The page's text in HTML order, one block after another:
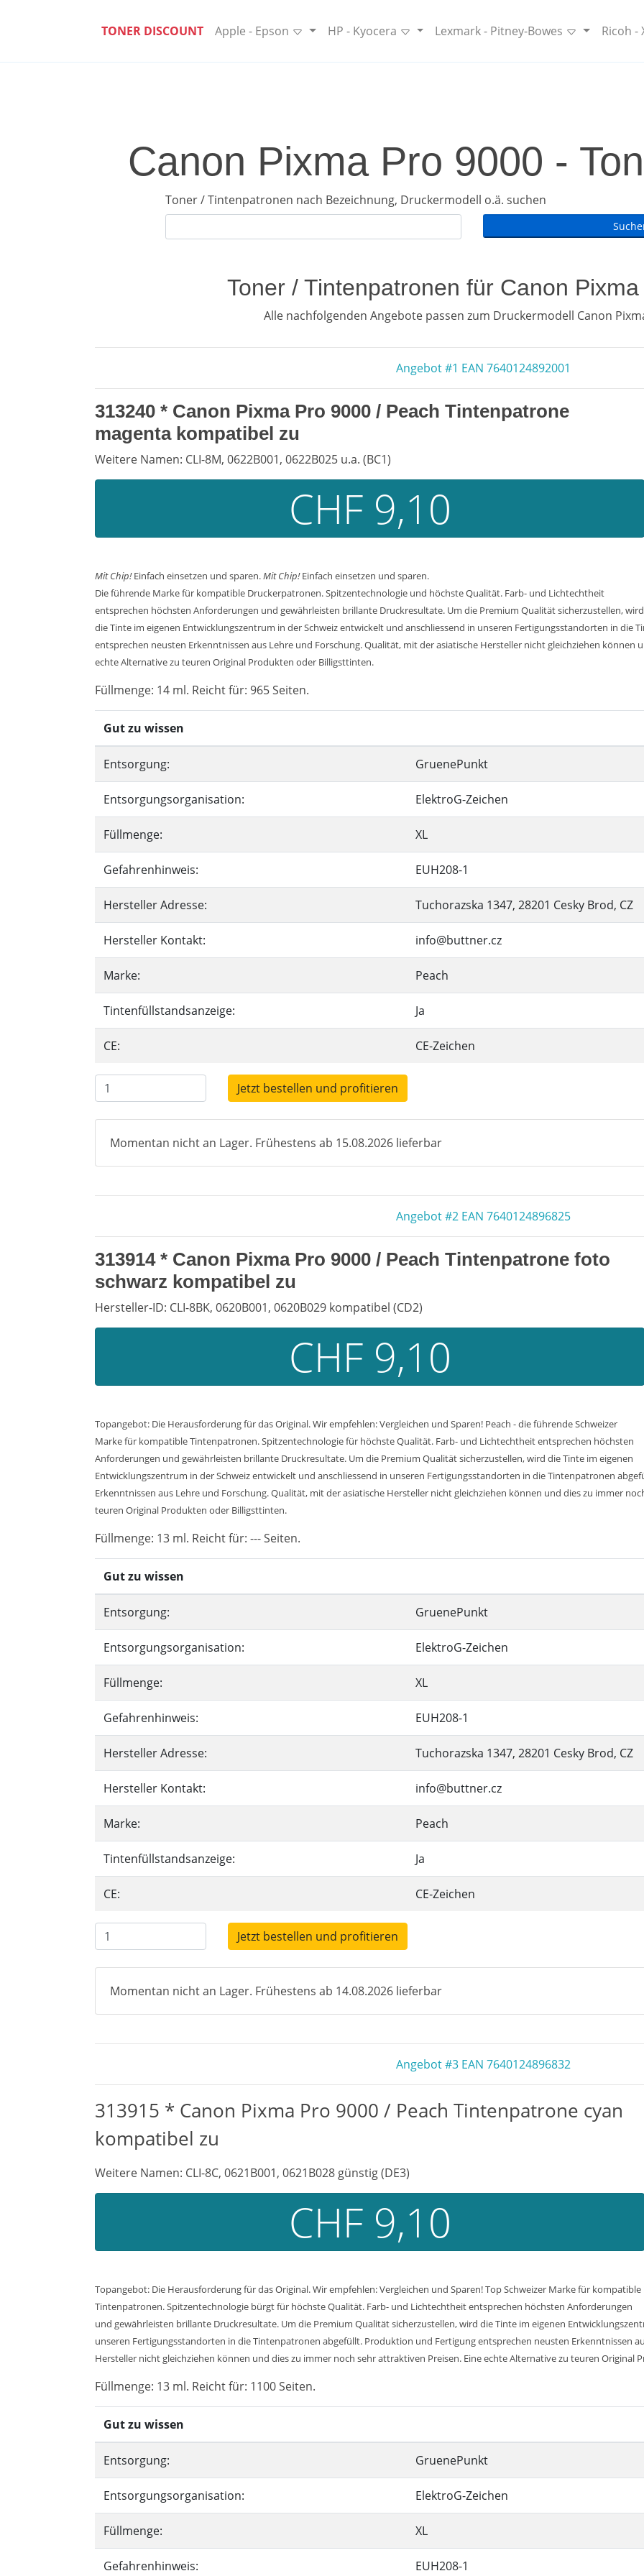
TONER DISCOUNT Apple - Epson HP - Kyocera Lexmark - Pitney-Bowes Ricoh -
Canon Pixma Pro 9000 -
Toner / Tintenpatronen nach Bezeichnung, Druckermodell o.ä. suchen
Toner / Tintenpatronen für Canon
Alle nachfolgenden Angebote passen zum Druckermodell Canon
Angebot #1 EAN 7640124892001
313240 * Canon Pixma Pro 9000 / Peach Tintenpatrone
magenta kompatibel zu
Weitere Namen: CLI-8M, 0622B001, 0622B025 u.a. (BC1)
CHF 9,10
Mit Chip!Einfach einsetzen und sparen.Mit Chip!Einfach einsetzen und sparen.
Die führende Marke für kompatible Druckerpatronen. Spitzentechnologie und höchste Qualität. Farb- und Lichtechtheit
entsprechen höchsten Anforderungen und gewährleisten brillante Druckresultate. Um die Premium Qualität sicherzustellen, wird
die Tinte im eigenen Entwicklungszentrum in der Schweiz entwickelt und anschliessend in unseren Fertigungsstandorten in
entsprechen neusten Erkenntnissen aus Lehre und Forschung. Qualität, mit der asiatische Hersteller nicht gleichziehen können
echte Alternative zu teuren Original Produkten oder Billigsttinten.
Füllmenge: 14 ml. Reicht für: 965 Seiten.
Gut zu wissen
Entsorgung: GruenePunkt
Entsorgungsorganisation: ElektroG-Zeichen
Füllmenge: XL
Gefahrenhinweis: EUH208-1
Hersteller Adresse: Tuchorazska 1347, 28201 Cesky Brod, CZ
Hersteller Kontakt: info@buttner.cz
Marke: Peach
Tintenfüllstandsanzeige: Ja
CE: CE-Zeichen
Jetzt bestellen und profitieren
Momentan nicht an Lager. Frühestens ab 15.08.2026 lieferbar
Angebot #2 EAN 7640124896825
313914 * Canon Pixma Pro 9000 / Peach Tintenpatrone foto
schwarz kompatibel zu
Hersteller-ID: CLI-8BK, 0620B001, 0620B029 kompatibel (CD2)
CHF 9,10
Topangebot: Die Herausforderung für das Original. Wir empfehlen: Vergleichen und Sparen! Peach - die führende Schweizer
Marke für kompatible Tintenpatronen. Spitzentechnologie für höchste Qualität. Farb- und Lichtechtheit entsprechen höchsten
Anforderungen und gewährleisten brillante Druckresultate. Um die Premium Qualität sicherzustellen, wird die Tinte im eigenen
Entwicklungszentrum in der Schweiz entwickelt und anschliessend in unseren Fertigungsstandorten in die Tintenpatronen
Erkenntnissen aus Lehre und Forschung. Qualität, mit der asiatische Hersteller nicht gleichziehen können und dies zu immer
teuren Original Produkten oder Billigsttinten.
Füllmenge: 13 ml. Reicht für: --- Seiten.
Gut zu wissen
Entsorgung: GruenePunkt
Entsorgungsorganisation: ElektroG-Zeichen
Füllmenge: XL
Gefahrenhinweis: EUH208-1
Hersteller Adresse: Tuchorazska 1347, 28201 Cesky Brod, CZ
Hersteller Kontakt: info@buttner.cz
Marke: Peach
Tintenfüllstandsanzeige: Ja
CE: CE-Zeichen
Jetzt bestellen und profitieren
Momentan nicht an Lager. Frühestens ab 14.08.2026 lieferbar
Angebot #3 EAN 7640124896832
313915 * Canon Pixma Pro 9000 / Peach Tintenpatrone cyan
kompatibel zu
Weitere Namen: CLI-8C, 0621B001, 0621B028 günstig (DE3)
CHF 9,10
Topangebot: Die Herausforderung für das Original. Wir empfehlen: Vergleichen und Sparen! Top Schweizer Marke für kompatible
Tintenpatronen. Spitzentechnologie bürgt für höchste Qualität. Farb- und Lichtechtheit entsprechen höchsten Anforderungen
und gewährleisten brillante Druckresultate. Um die Premium Qualität sicherzustellen, wird die Tinte im eigenen
unseren Fertigungsstandorten in die Tintenpatronen abgefüllt. Produktion und Fertigung entsprechen neusten Erkenntnissen
Hersteller nicht gleichziehen können und dies zu immer noch sehr attraktiven Preisen. Eine echte Alternative zu teuren Original
Füllmenge: 13 ml. Reicht für: 1100 Seiten.
Gut zu wissen
Entsorgung: GruenePunkt
Entsorgungsorganisation: ElektroG-Zeichen
Füllmenge: XL
Gefahrenhinweis: EUH208-1